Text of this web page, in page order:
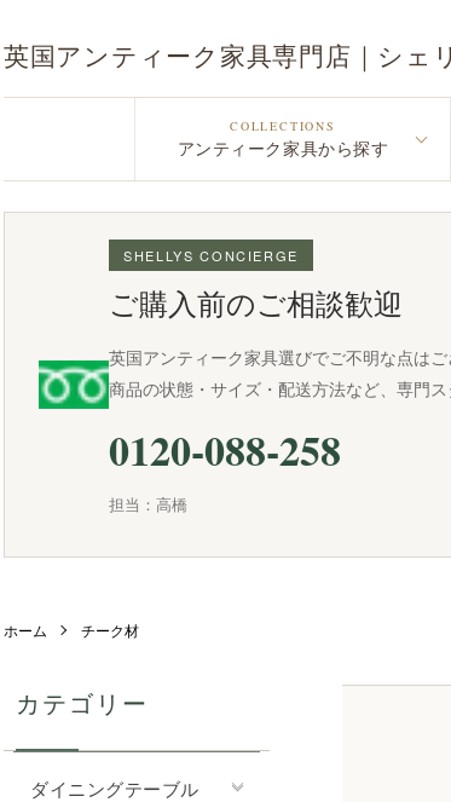
英国アンティーク家具専門店｜シェ
COLLECTIONS
アンティーク家具から探す
SHELLYS CONCIERGE
ご購入前のご相談歓迎
英国アンティーク家具選びでご不明な点はご
商品の状態・サイズ・配送方法など、専門
0120-088-258
担当：高橋
ホーム チーク材
カテゴリー
ダイニングテーブル